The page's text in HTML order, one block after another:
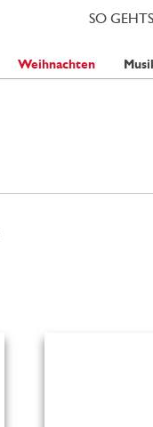
SO GEHTS
Weihnachten